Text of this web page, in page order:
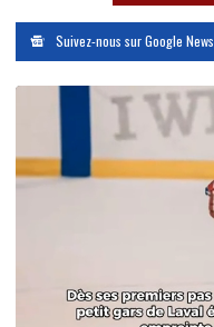
Suivez-nous sur Google News